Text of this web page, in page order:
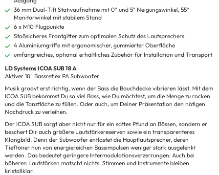
36 mm Dual-Tilt Stativaufnahme mit 0° und 5° Neigungswinkel, 55°
Monitorwinkel mit stabilem Stand
6 x M10 Flugpunkte
Stoßsicheres Frontgitter zum optimalen Schutz des Lautsprechers
4 Aluminiumgriffe mit ergonomischer, gummierter Oberfläche
umfangreiches, optional erhältliches Zubehör für Installation und Transport
LD Systems ICOA SUB 18 A
Aktiver 18" Bassreflex PA Subwoofer
Musik groovt erst richtig, wenn der Bass die Bauchdecke vibrieren lässt. Mit dem
ICOA SUB bekommst Du so viel Bass, wie Du möchtest, um die Menge zu rocken
und die Tanzfläche zu füllen. Oder auch, um Deiner Präsentation den nötigen
Nachdruck zu verleihen.
Der ICOA SUB sorgt aber nicht nur für ein sattes Pfund an Bässen, sondern er
beschert Dir auch größere Lautstärkereserven sowie ein transparenteres
Klangbild. Denn der Subwoofer entlastet die Hauptlautsprecher, deren
Tieftöner nun von energiereichen Bassimpulsen weniger stark ausgelenkt
werden. Das bedeutet geringere Intermodulationsverzerrungen: Auch bei
höheren Lautstärken matscht nichts. Stimmen und Instrumente bleiben
kristallklar.